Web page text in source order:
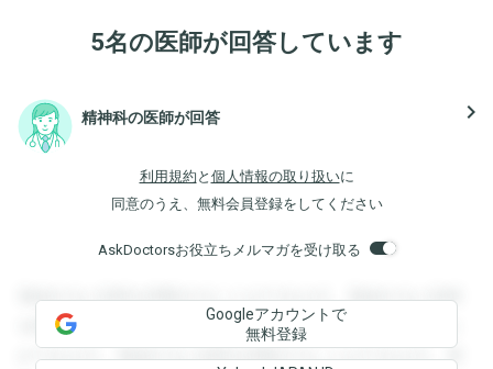
5名の医師が回答しています
精神科の医師が回答 navigate_next
利用規約 と 個人情報の取り扱いに
同意のうえ、無料会員登録をしてください
AskDoctorsお役立ちメルマガを受け取る
登録すると回答を閲覧することができます。登録すると回答
を閲覧することができます。登録すると回答を閲覧すること
ができます。登録すると回答を閲覧することができます。登
Googleアカウントで
無料登録